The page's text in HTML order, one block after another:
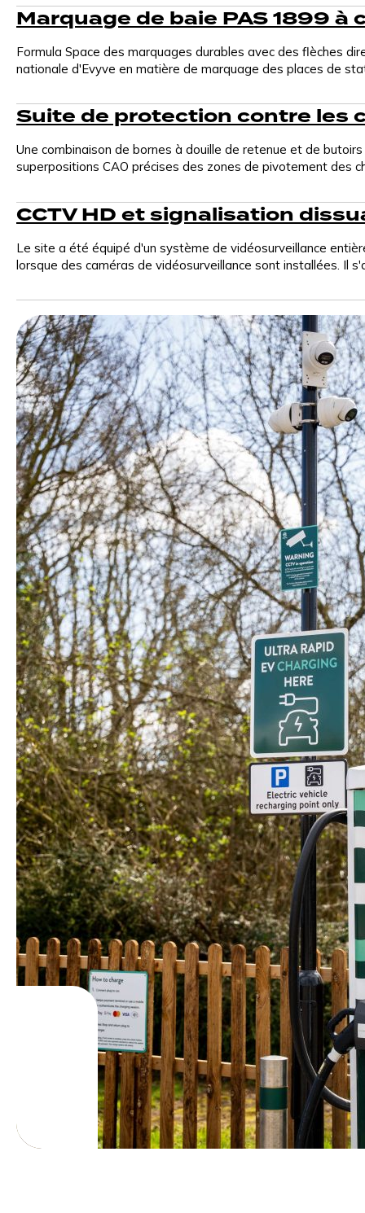
d'alimentation, conçues pour une installation rapide, un
de véhicules électriques
Stratégie de site, agencement et soutien à l'image de
marque pour optimiser les performances de
l'ensemble de votre portefeuille de véhicules
Fondations écologiques en béton préfabriqué à
installation rapide, conçues pour la recharge des
Systèmes de verrière
Solutions de auvents modulaires qui améliorent
l'expérience utilisateur et protègent le matériel de
recharge.
Marquage de la baie
Marquage de baie durable et très contrasté, conçu
pour faciliter la navigation et renforcer l'image de
marque sur site.
Lisez notre dernier article
Rentables et rapides : pourquoi
les acteurs de pointe déploient
à un rythme soutenu des
stations de recharge pour
véhicules électriques rentables
Le marché de la recharge des véhicules
électriques ne récompense plus ceux qui
construisent le plus vite, mais ceux qui
construisent le mieux. Les opérateurs qui
prennent la tête rendent leurs sites rentables
dès le premier jour, puis déploient
Lire la suite
Marquage de baie PAS 1899 à
Formula Space des marquages durables avec des flèches
nationale d'Evyve en matière de marquage des places de
Suite de protection contre les
Une combinaison de bornes à douille de retenue et de
superpositions CAO précises des zones de pivotement des
CCTV HD et signalisation
Le site a été équipé d'un système de vidéosurveillance
lorsque des caméras de vidéosurveillance sont installées. Il